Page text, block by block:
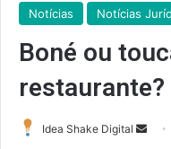
Notícias Notícias
Boné ou
restaurante?
Idea Shake Digital